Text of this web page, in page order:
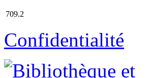
709.2
Confidentialité